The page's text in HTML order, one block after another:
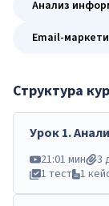
Анализ
Email-
Структура
Урок1.
21:01 мин
3
1 тест 1